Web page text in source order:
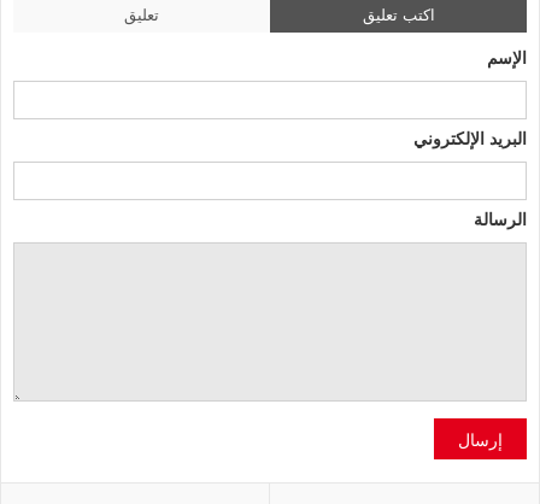
اكتب تعليق تعليق
الإسم
البريد الإلكتروني
الرسالة
إرسال